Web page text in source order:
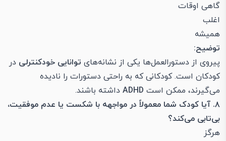
گاهی اوقات
اغلب
همیشه
توضیح:
پیروی از دستورالعمل‌ها یکی از نشانه‌های توانایی خودکنترلی در
کودکان است. کودکانی که به راحتی دستورات را نادیده
می‌گیرند، ممکن است ADHD داشته باشند.
۸. آیا کودک شما معمولاً در مواجهه با شکست یا عدم موفقیت،
بی‌تابی می‌کند؟
هرگز